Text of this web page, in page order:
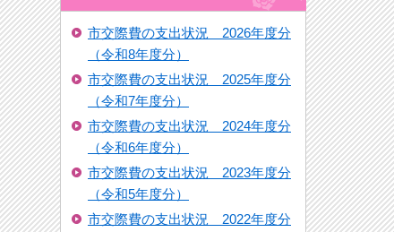
市交際費の支出状況 2026年度分
（令和8年度分）
市交際費の支出状況 2025年度分
（令和7年度分）
市交際費の支出状況 2024年度分
（令和6年度分）
市交際費の支出状況 2023年度分
（令和5年度分）
市交際費の支出状況 2022年度分